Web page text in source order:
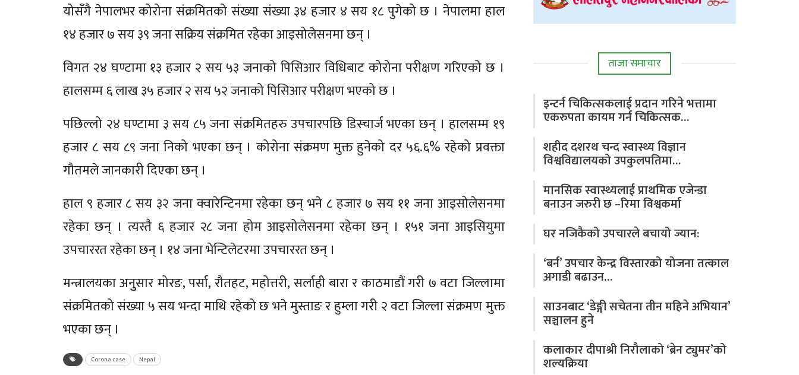
योसँगै नेपालभर कोरोना संक्रमितको संख्या संख्या ३४ हजार ४ सय १८ पुगेको छ । नेपालमा हाल
१४ हजार ७ सय ३९ जना सक्रिय संक्रमित रहेका आइसोलेसनमा छन् ।
विगत २४ घण्टामा १३ हजार २ सय ५३ जनाको पिसिआर विधिबाट कोरोना परीक्षण गरिएको छ ।
हालसम्म ६ लाख ३५ हजार २ सय ५२ जनाको पिसिआर परीक्षण भएको छ ।
पछिल्लो २४ घण्टामा ३ सय ८५ जना संक्रमितहरु उपचारपछि डिस्चार्ज भएका छन् । हालसम्म १९
हजार ८ सय ८९ जना निको भएका छन् । कोरोना संक्रमण मुक्त हुनेको दर ५६.६% रहेको प्रवक्ता
गौतमले जानकारी दिएका छन् ।
हाल ९ हजार ८ सय ३२ जना क्वारेन्टिनमा रहेका छन् भने ८ हजार ७ सय ११ जना आइसोलेसनमा
रहेका छन् । त्यस्तै ६ हजार २८ जना होम आइसोलेसनमा रहेका छन् । १५१ जना आइसियुमा
उपचाररत रहेका छन् । १४ जना भेन्टिलेटरमा उपचाररत छन् ।
मन्त्रालयका अनुुसार मोरङ, पर्सा, रौतहट, महोत्तरी, सर्लाही बारा र काठमाडौं गरी ७ वटा जिल्लामा
संक्रमितको संख्या ५ सय भन्दा माथि रहेको छ भने मुस्ताङ र हुम्ला गरी २ वटा जिल्ला संक्रमण मुक्त
भएका छन् ।
Corona case Nepal
ताजा समाचार
इन्टर्न चिकित्सकलाई प्रदान गरिने भत्तामा
एकरुपता कायम गर्न चिकित्सक…
शहीद दशरथ चन्द स्वास्थ्य विज्ञान
विश्वविद्यालयको उपकुलपतिमा…
मानसिक स्वास्थ्यलाई प्राथमिक एजेन्डा
बनाउन जरुरी छ –रिमा विश्वकर्मा
घर नजिकैको उपचारले बचायो ज्यान:
‘बर्न’ उपचार केन्द्र विस्तारको योजना तत्काल
अगाडी बढाउन…
साउनबाट ‘डेङ्गी सचेतना तीन महिने अभियान’
सञ्चालन हुने
कलाकार दीपाश्री निरौलाको ‘ब्रेन ट्युमर’को
शल्यक्रिया